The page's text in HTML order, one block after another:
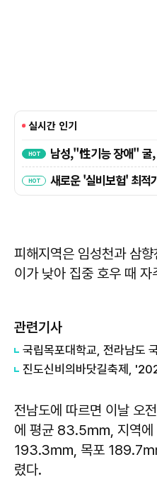
피해지역은 임성천과 삼
이가 낮아 집중 호우 때
관련기사
진도신비의바닷길축제,
전남도에 따르면 이날 오
에 평균 83.5㎜, 지역
193.3㎜, 목포 189.7㎜
렸다.